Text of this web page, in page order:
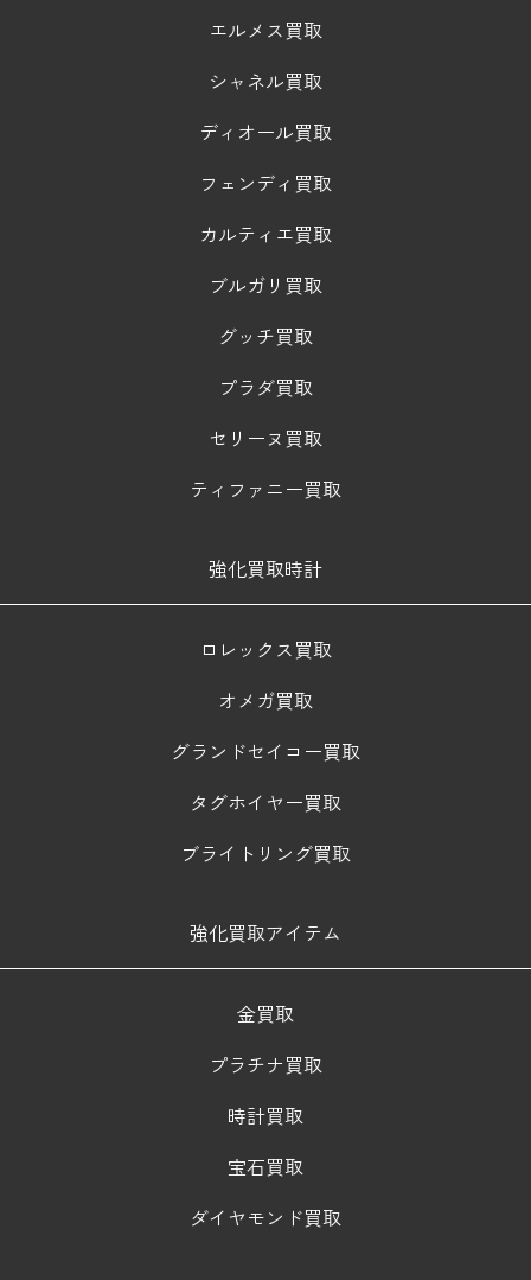
エルメス買取
シャネル買取
ディオール買取
フェンディ買取
カルティエ買取
ブルガリ買取
グッチ買取
プラダ買取
セリーヌ買取
ティファニー買取
強化買取時計
ロレックス買取
オメガ買取
グランドセイコー買取
タグホイヤー買取
ブライトリング買取
強化買取アイテム
金買取
プラチナ買取
時計買取
宝石買取
ダイヤモンド買取